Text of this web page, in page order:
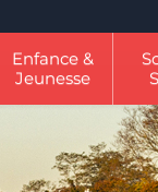
Enfance &
Jeunesse